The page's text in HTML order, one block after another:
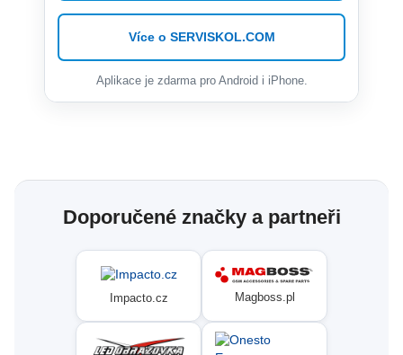
Více o SERVISKOL.COM
Aplikace je zdarma pro Android i iPhone.
Doporučené značky a partneři
Impacto.cz Magboss.pl